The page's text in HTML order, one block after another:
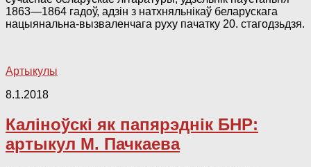
1863—1864 гадоў, адзін з натхняльнікаў беларускага
нацыянальна-вызваленчага руху пачатку 20. стагодзьдзя.
Артыкулы
8.1.2018
Каліноўскі як папярэднік БНР:
артыкул М. Пачкаева